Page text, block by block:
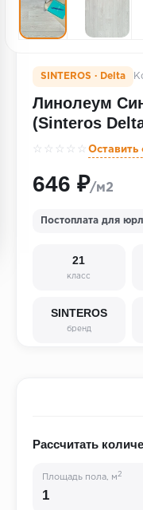
Строительные
SINTEROS · Delta
Линолеум
(Sinteros
☆☆☆☆☆ Оставить
646 ₽/м2
Постоплата для
21
класс
SINTEROS
бренд
Рассчитать
Площадь пола, м 2